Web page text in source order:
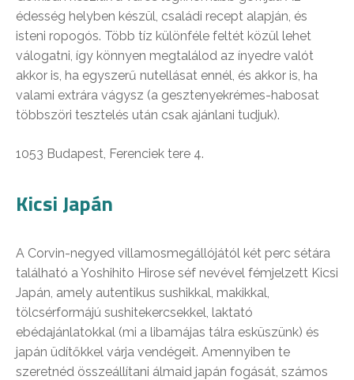
édesség helyben készül, családi recept alapján, és
isteni ropogós. Több tíz különféle feltét közül lehet
válogatni, így könnyen megtalálod az ínyedre valót
akkor is, ha egyszerű nutellásat ennél, és akkor is, ha
valami extrára vágysz (a gesztenyekrémes-habosat
többszöri tesztelés után csak ajánlani tudjuk).
1053 Budapest, Ferenciek tere 4.
Kicsi Japán
A Corvin-negyed villamosmegállójától két perc sétára
található a Yoshihito Hirose séf nevével fémjelzett Kicsi
Japán, amely autentikus sushikkal, makikkal,
tölcsérformájú sushitekercsekkel, laktató
ebédajánlatokkal (mi a libamájas tálra esküszünk) és
japán üdítőkkel várja vendégeit. Amennyiben te
szeretnéd összeállítani álmaid japán fogását, számos